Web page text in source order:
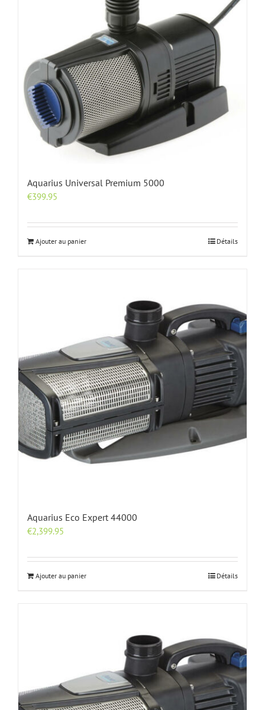
Aquarius Universal Premium 5000
€399.95
Ajouter au panier Détails
Aquarius Eco Expert 44000
€2,399.95
Ajouter au panier Détails